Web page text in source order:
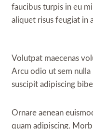
faucibus turpis in eu
aliquet risus feugiat in
Volutpat maecenas
Arcu odio ut sem nulla
suscipit adipiscing
Ornare aenean
quam adipiscing.